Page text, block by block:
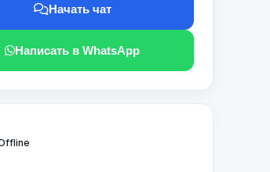
Начать чат
Написать в WhatsApp